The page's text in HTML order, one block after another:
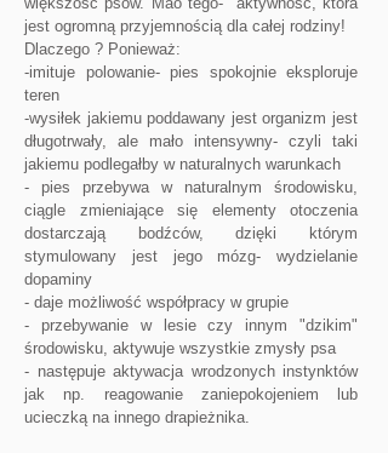
jest ogromną przyjemnością dla całej rodziny!
Dlaczego ? Ponieważ:
-imituje polowanie- pies spokojnie eksploruje
teren
-wysiłek jakiemu poddawany jest organizm jest
długotrwały, ale mało intensywny- czyli taki
jakiemu podlegałby w naturalnych warunkach
- pies przebywa w naturalnym środowisku,
ciągle zmieniające się elementy otoczenia
dostarczają bodźców, dzięki którym
stymulowany jest jego mózg- wydzielanie
dopaminy
- daje możliwość współpracy w grupie
- przebywanie w lesie czy innym "dzikim"
środowisku, aktywuje wszystkie zmysły psa
- następuje aktywacja wrodzonych instynktów
jak np. reagowanie zaniepokojeniem lub
ucieczką na innego drapieżnika.